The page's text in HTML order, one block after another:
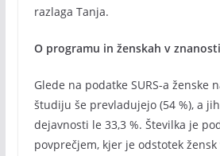
razlaga Tanja.
O programu in ženskah v znanosti
Glede na podatke SURS-a ženske
študiju še prevladujejo (54 %), a
dejavnosti le 33,3 %. Številka je
povprečjem, kjer je odstotek žensk